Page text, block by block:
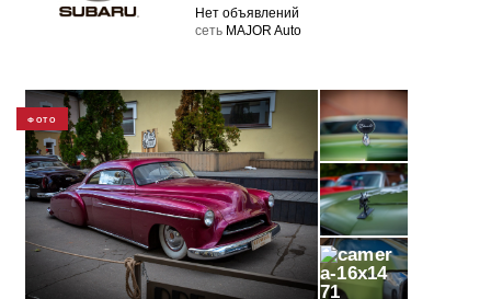
Нет объявлений
cеть MAJOR Auto
ФОТО
71